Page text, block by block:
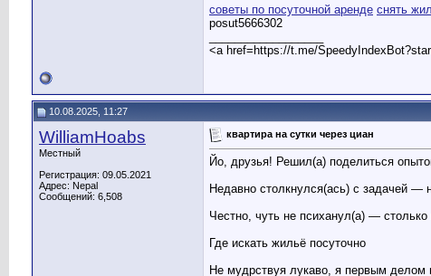
советы по посуточной аренде снять
posut5666302
<a href=https://t.me/
10.08.2025, 11:27
WilliamHoabs
Местный
Регистрация: 09.05.2021
Адрес: Nepal
Сообщений: 6,508
квартира на сутки через циан
Йо, друзья! Решил(а) поделиться
Недавно столкнулся(ась) с задачей —
Честно, чуть не психанул(а) —
Где искать жильё посуточно
Не мудрствуя лукаво, я первым делом